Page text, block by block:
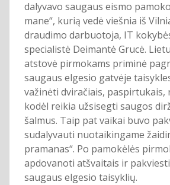
dalyvavo saugaus eismo
mane“, kurią vedė viešnia iš
draudimo darbuotoja, IT
specialistė Deimantė Grucė.
atstovė pirmokams priminė
saugaus elgesio gatvėje
važinėti dviračiais, paspirtukais,
kodėl reikia užsisegti saugos
šalmus. Taip pat vaikai buvo
sudalyvauti nuotaikingame
pramanas“. Po pamokėlės
apdovanoti atšvaitais ir
saugaus elgesio taisyklių.